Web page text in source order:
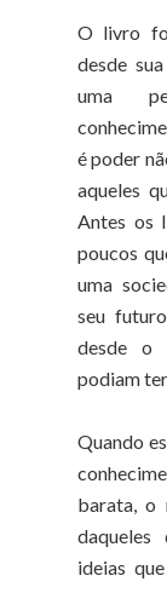
O livro
desde
uma
é poder
aqueles
Antes os
poucos
uma
seu
desde o
podiam
Quando
barata, o
daqueles
ideias